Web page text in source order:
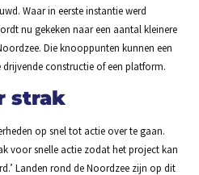
Waar in eerste instantie werd
nu gekeken naar een aantal kleinere
Die knooppunten kunnen een
constructie of een platform.
strak
op snel tot actie over te gaan.
voor snelle actie zodat het project kan
Landen rond de Noordzee zijn op dit